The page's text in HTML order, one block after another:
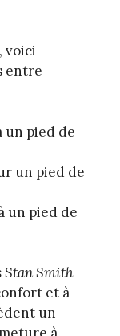
voici
entre
un pied de
un pied de
un pied de
Stan Smith
et à
un